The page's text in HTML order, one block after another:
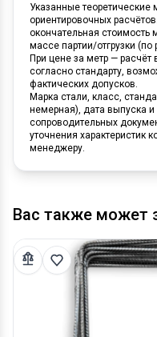
Указанные
ориентировочных
окончательная стоимость
массе партии/отгрузки (по
При цене за метр — расчёт
согласно стандарту,
фактических допусков.
Марка стали, класс,
немерная), дата выпуска
сопроводительных
уточнения характеристик
менеджеру.
Вас также может